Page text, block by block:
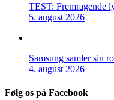
TEST: Fremragende
5. august 2026
Samsung samler sin
4. august 2026
Følg os på Facebook